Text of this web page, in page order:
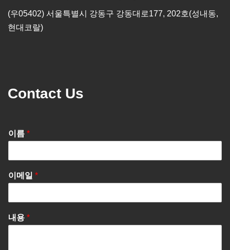
(우05402) 서울특별시 강동구 강동대로177, 202호(성내동,
현대코랄)
Contact Us
이름 *
이메일 *
내용 *